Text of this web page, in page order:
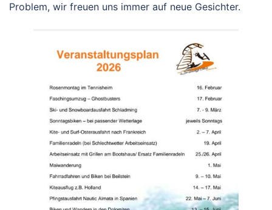
Problem, wir freuen uns immer auf neue Gesichter.